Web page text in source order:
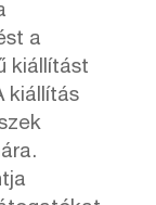
a
kiállítást
kiállítás